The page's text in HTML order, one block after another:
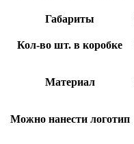
Габариты
Кол-во шт. в коробке
Материал
Можно нанести логотип